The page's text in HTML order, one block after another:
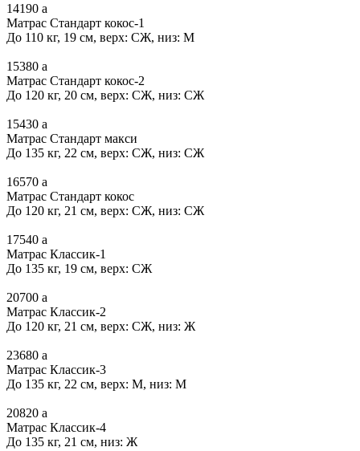
14190 a
Матрас Стандарт кокос-1
До 110 кг, 19 см, верх: СЖ, низ: М
15380 a
Матрас Стандарт кокос-2
До 120 кг, 20 см, верх: СЖ, низ: СЖ
15430 a
Матрас Стандарт макси
До 135 кг, 22 см, верх: СЖ, низ: СЖ
16570 a
Матрас Стандарт кокос
До 120 кг, 21 см, верх: СЖ, низ: СЖ
17540 a
Матрас Классик-1
До 135 кг, 19 см, верх: СЖ
20700 a
Матрас Классик-2
До 120 кг, 21 см, верх: СЖ, низ: Ж
23680 a
Матрас Классик-3
До 135 кг, 22 см, верх: М, низ: М
20820 a
Матрас Классик-4
До 135 кг, 21 см, низ: Ж